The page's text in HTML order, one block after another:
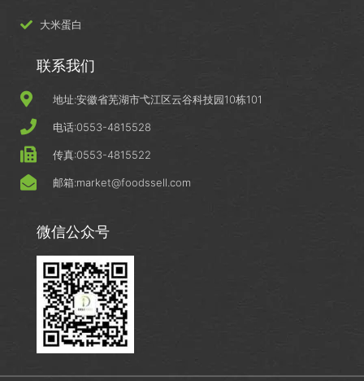
大米蛋白
联系我们
地址:安徽省芜湖市弋江区云谷科技园10栋101
电话:0553-4815528
传真:0553-4815522
邮箱:market@foodssell.com
微信公众号